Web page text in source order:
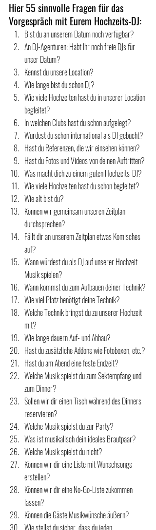
Hier 55 sinnvolle Fragen für das
Vorgespräch mit Eurem Hochzeits-DJ:
Bist du an unserem Datum noch verfügbar?
An DJ-Agenturen: Habt Ihr noch freie DJs für
unser Datum?
Kennst du unsere Location?
Wie lange bist du schon DJ?
Wie viele Hochzeiten hast du in unserer Location
begleitet?
In welchen Clubs hast du schon aufgelegt?
Wurdest du schon international als DJ gebucht?
Hast du Referenzen, die wir einsehen können?
Hast du Fotos und Videos von deinen Auftritten?
Was macht dich zu einem guten Hochzeits-DJ?
Wie viele Hochzeiten hast du schon begleitet?
Wie alt bist du?
Können wir gemeinsam unseren Zeitplan
durchsprechen?
Fällt dir an unserem Zeitplan etwas Komisches
auf?
Wann würdest du als DJ auf unserer Hochzeit
Musik spielen?
Wann kommst du zum Aufbauen deiner Technik?
Wie viel Platz benötigt deine Technik?
Welche Technik bringst du zu unserer Hochzeit
mit?
Wie lange dauern Auf- und Abbau?
Hast du zusätzliche Addons wie Fotoboxen, etc.?
Hast du am Abend eine feste Endzeit?
Welche Musik spielst du zum Sektempfang und
zum Dinner?
Sollen wir dir einen Tisch während des Dinners
reservieren?
Welche Musik spielst du zur Party?
Was ist musikalisch dein ideales Brautpaar?
Welche Musik spielst du nicht?
Können wir dir eine Liste mit Wunschsongs
erstellen?
Können wir dir eine No-Go-Liste zukommen
lassen?
Können die Gäste Musikwünsche äußern?